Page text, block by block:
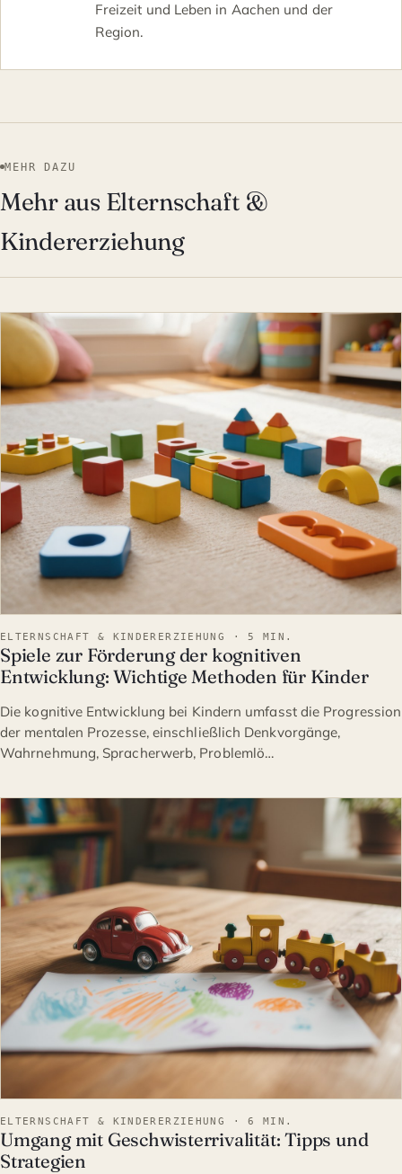
Freizeit und Leben in Aachen und der
Region.
MEHR DAZU
Mehr aus Elternschaft &
Kindererziehung
ELTERNSCHAFT & KINDERE
ELTERNSCHAFT & KINDERERZIEHUNG · 5 MIN.
Spiele zur Förderung der kognitiven
Entwicklung: Wichtige Methoden für Kinder
Die kognitive Entwicklung bei Kindern umfasst die Progression
der mentalen Prozesse, einschließlich Denkvorgänge,
Wahrnehmung, Spracherwerb, Problemlö…
ELTERNSCHAFT & KINDERE
ELTERNSCHAFT & KINDERERZIEHUNG · 6 MIN.
Umgang mit Geschwisterrivalität: Tipps und
Strategien